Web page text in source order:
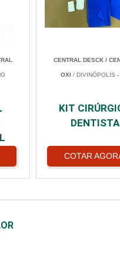
CENTRAL DESCK /
OXI / DIVINÓPOLIS -
KIT
DENTISTA
COTAR